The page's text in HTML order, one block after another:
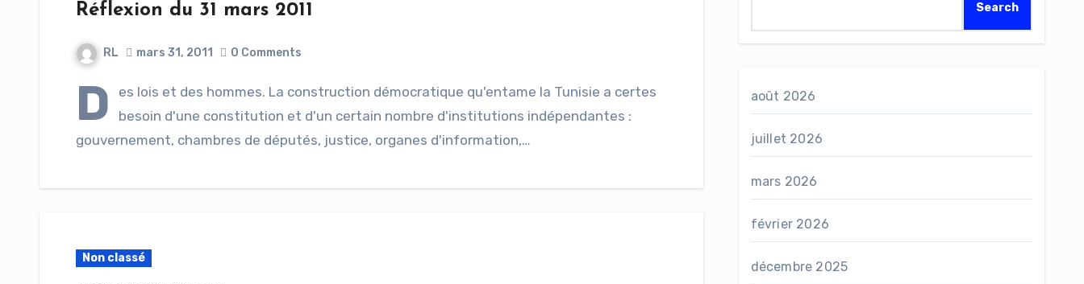
Réflexion du 31 mars 2011
RL mars 31, 2011 0 Comments
D
es lois et des hommes. La construction démocratique qu'entame la Tunisie a certes
besoin d'une constitution et d'un certain nombre d'institutions indépendantes :
gouvernement, chambres de députés, justice, organes d'information,…
Non classé
Search
août 2026
juillet 2026
mars 2026
février 2026
décembre 2025